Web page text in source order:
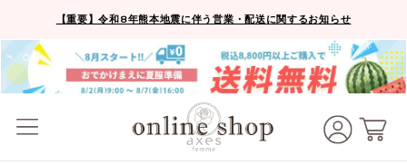
【重要】令和8年熊本地震に伴う営業・配送に関するお知らせ